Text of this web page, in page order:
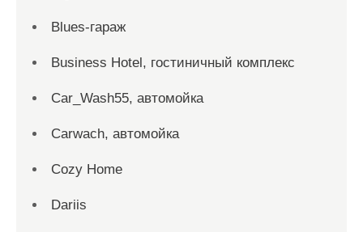
Blues-гараж
Business Hotel, гостиничный комплекс
Car_Wash55, автомойка
Carwach, автомойка
Cozy Home
Dariis